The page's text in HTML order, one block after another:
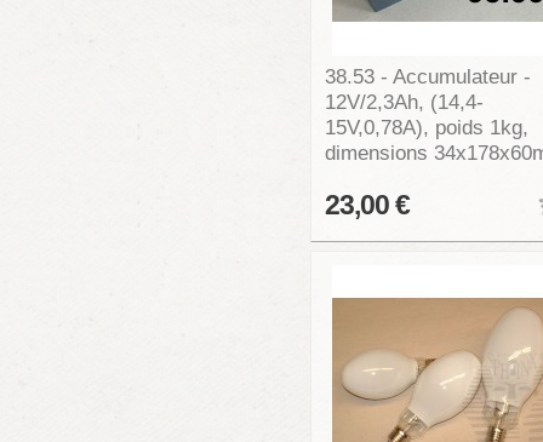
38.53 - Accumulateur -
12V/2,3Ah, (14,4-
15V,0,78A), poids 1kg,
dimensions
23,00 €